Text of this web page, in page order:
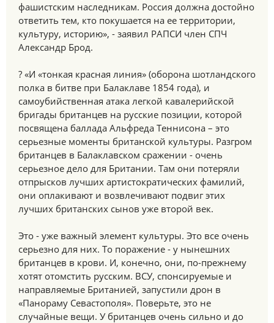
фашистским наследникам. Россия должна достойно
ответить тем, кто покушается на ее территории,
культуру, историю», - заявил РАПСИ член СПЧ
Александр Брод.
? «И «тонкая красная линия» (оборона шотландского
полка в битве при Балаклаве 1854 года), и
самоубийственная атака легкой кавалерийской
бригады британцев на русские позиции, которой
посвящена баллада Альфреда Теннисона – это
серьезные моменты британской культуры. Разгром
британцев в Балаклавском сражении - очень
серьезное дело для Британии. Там они потеряли
отпрысков лучших артистократических фамилий,
они оплакивают и возвлечивают подвиг этих
лучших британских сынов уже второй век.
Это - уже важный элемент культуры. Это все очень
серьезно для них. То поражение - у нынешних
британцев в крови. И, конечно, они, по-прежнему
хотят отомстить русским. ВСУ, спонсируемые и
направляемые Британией, запустили дрон в
«Панораму Севастополя». Поверьте, это не
случайные вещи. У британцев очень сильно и до